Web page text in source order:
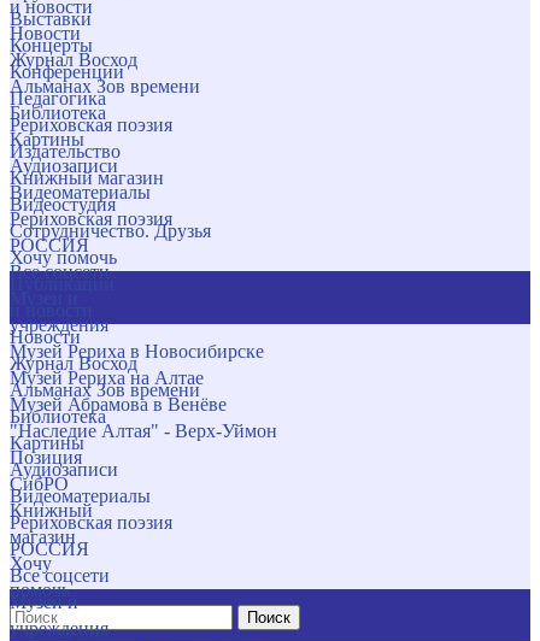
и новости
Новости
Журнал Восход
Альманах Зов времени
Библиотека
Картины
Аудиозаписи
Видеоматериалы
Рериховская поэзия
РОССИЯ
Все соцсети
учреждения
Музей Рериха в Новосибирске
Музей Рериха на Алтае
Музей Абрамова в Венёве
"Наследие Алтая" - Верх-Уймон
Позиция
СибРО
Книжный
магазин
Хочу
помочь
Поиск
Выставки
Концерты
Конференции
Педагогика
Рериховская поэзия
Издательство
Книжный магазин
Видеостудия
Сотрудничество. Друзья
Хочу помочь
Новости
Журнал Восход
Альманах Зов времени
Библиотека
Картины
Аудиозаписи
Видеоматериалы
Рериховская поэзия
РОССИЯ
Все соцсети
Музеи и
учреждения